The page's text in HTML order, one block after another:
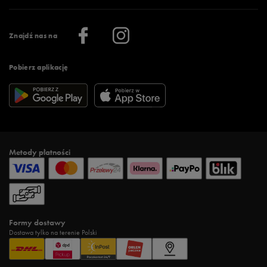
Znajdź nas na
Pobierz aplikację
Regulamin aplikacji 50 style
Więcej regulaminów >
Praca
Informacje o firmie
Metody płatności
Formy dostawy
Dostawa tylko na terenie Polski